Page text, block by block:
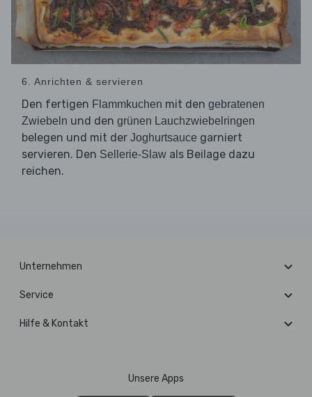
6. Anrichten & servieren
Den fertigen Flammkuchen mit den gebratenen
Zwiebeln und den grünen Lauchzwiebelringen
belegen und mit der Joghurtsauce garniert
servieren. Den Sellerie-Slaw als Beilage dazu
reichen.
Unternehmen
Service
Hilfe & Kontakt
Unsere Apps